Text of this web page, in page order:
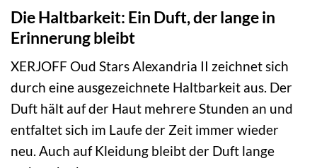
Die Haltbarkeit: Ein Duft, der lange in
Erinnerung bleibt
XERJOFF Oud Stars Alexandria II zeichnet sich
durch eine ausgezeichnete Haltbarkeit aus. Der
Duft hält auf der Haut mehrere Stunden an und
entfaltet sich im Laufe der Zeit immer wieder
neu. Auch auf Kleidung bleibt der Duft lange